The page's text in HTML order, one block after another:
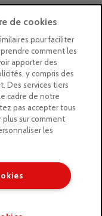
de cookies
pour faciliter
comment les
apporter des
y compris des
Des services tiers
cadre de notre
pas accepter tous
plus sur comment
les